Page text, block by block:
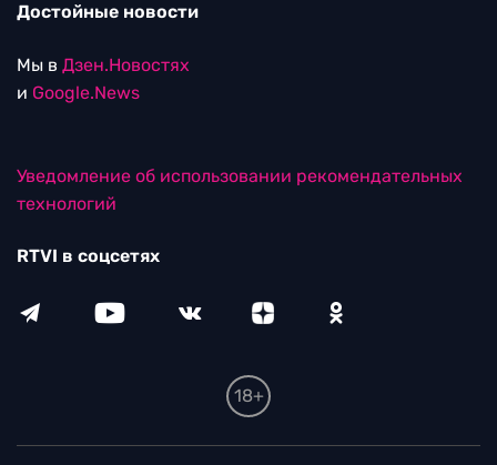
Достойные новости
Мы в Дзен.Новостях
и Google.News
Уведомление об использовании рекомендательных
технологий
RTVI в соцсетях
18+